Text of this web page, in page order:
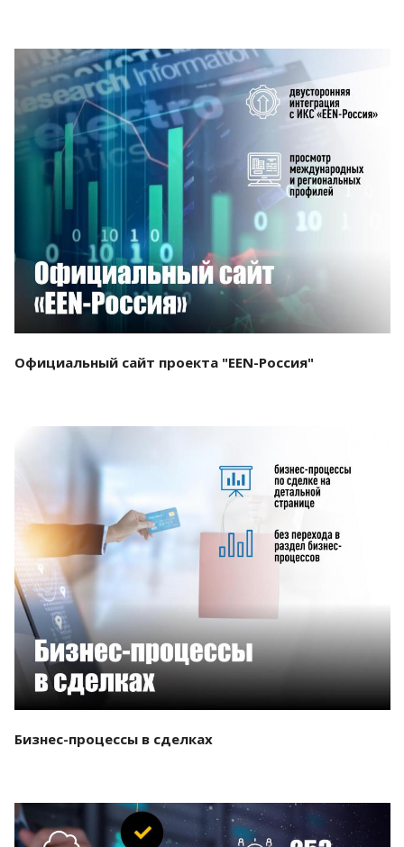
Смотреть проект
Официальный сайт проекта "EEN-Россия"
Бизнес-процессы в сделках